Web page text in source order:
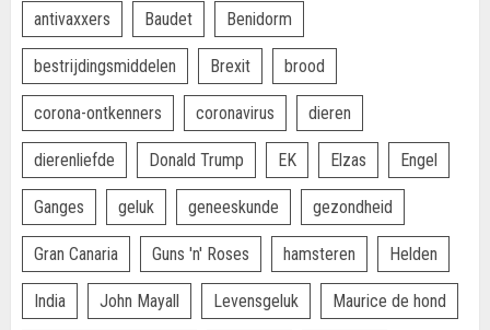
antivaxxers Baudet Benidorm
bestrijdingsmiddelen Brexit brood
corona-ontkenners coronavirus dieren
dierenliefde Donald Trump EK Elzas Engel
Ganges geluk geneeskunde gezondheid
Gran Canaria Guns 'n' Roses hamsteren Helden
India John Mayall Levensgeluk Maurice de hond